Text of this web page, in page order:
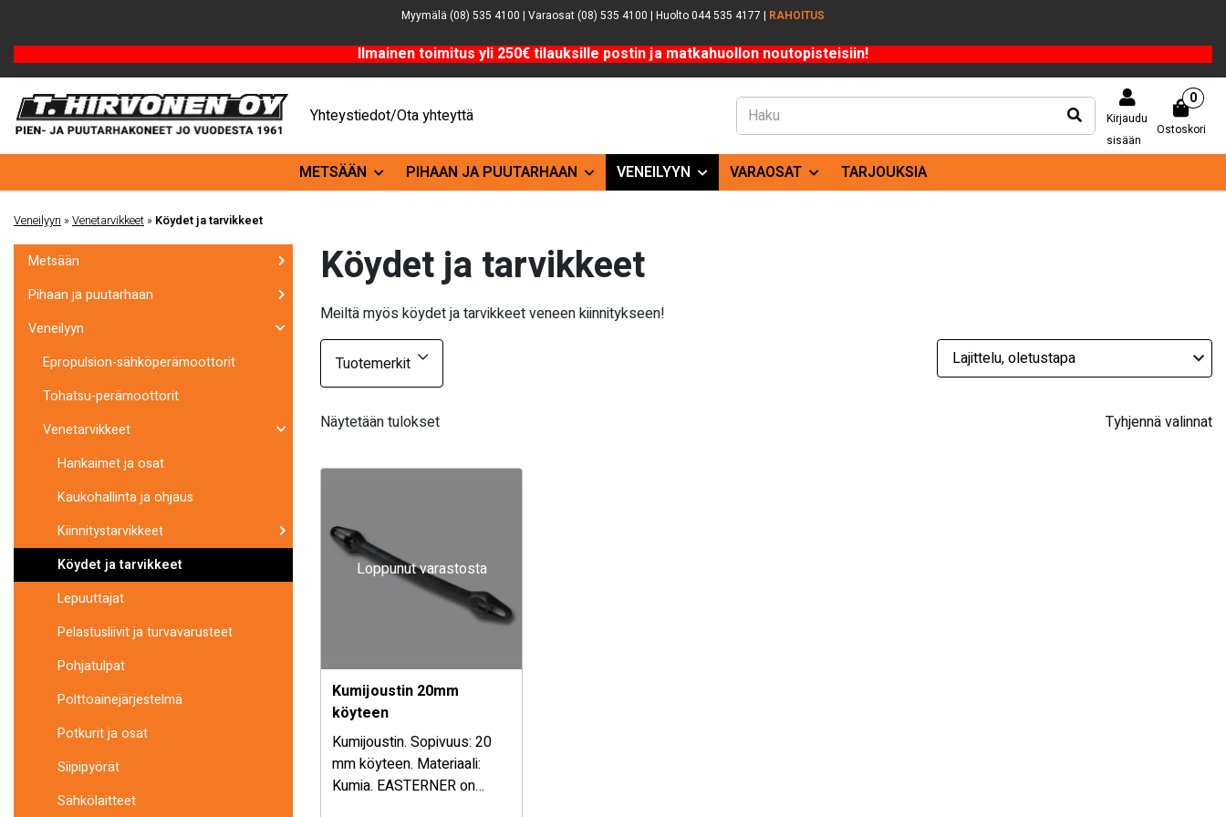
Myymälä (08) 535 4100 | Varaosat (08) 535 4100 | Huolto 044 535 4177 | RAHOITUS
Ilmainen toimitus yli 250€ tilauksille postin ja matkahuollon noutopisteisiin!
Yhteystiedot/Ota yhteyttä
Kirjaudu
sisään
Ostoskori
0
METSÄÄN PIHAAN JA PUUTARHAAN VENEILYYN VARAOSAT TARJOUKSIA
Veneilyyn »Venetarvikkeet » Köydet ja tarvikkeet
Metsään
Pihaan ja puutarhaan
Veneilyyn
epropulsion-sähköperämoottorit
Tohatsu-perämoottorit
Venetarvikkeet
Hankaimet ja osat
Kaukohallinta ja ohjaus
Kiinnitystarvikkeet
Köydet ja tarvikkeet
Lepuuttajat
Pelastusliivit ja turvavarusteet
Pohjatulpat
Polttoainejärjestelmä
Potkurit ja osat
Siipipyörät
Sähkölaitteet
Köydet ja tarvikkeet
Meiltä myös köydet ja tarvikkeet veneen kiinnitykseen!
Tuotemerkit
Näytetään tulokset Tyhjennä valinnat
Loppunut varastosta
Kumijoustin 20mm
köyteen
Kumijoustin. Sopivuus: 20
mm köyteen. Materiaali:
Kumia. EASTERNER on